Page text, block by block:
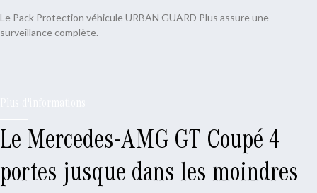
Le Pack Protection véhicule URBAN GUARD Plus assure une
surveillance complète.
Le Mercedes-AMG GT Coupé 4
portes jusque dans les moindres